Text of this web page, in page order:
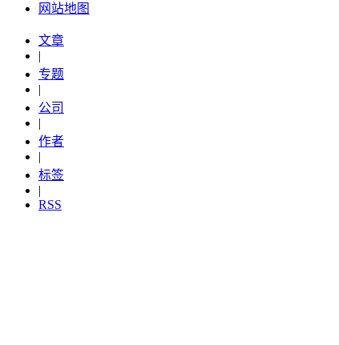
网站地图
文章
|
专题
|
公司
|
作者
|
标签
|
RSS